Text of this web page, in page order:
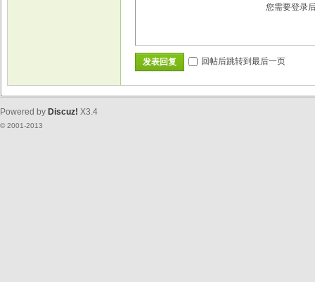
您需要登录
发表回复 回帖后跳转到最后一页
Powered by Discuz! X3.4
© 2001-2013